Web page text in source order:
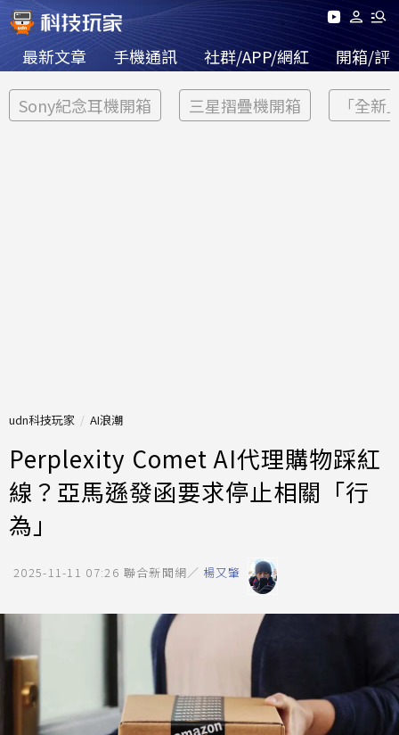
最新文章 手機通訊 社群/APP/網紅 開箱/評
Sony紀念耳機開箱 三星摺疊機開箱 「全新
udn科技玩家 AI浪潮
Perplexity Comet AI代理購物踩紅
線？亞馬遜發函要求停止相關「行
為」
2025-11-11 07:26 聯合新聞網／ 楊又肇